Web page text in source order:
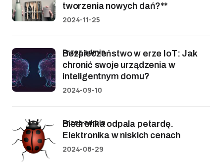
tworzenia nowych dań?**
2024-11-25
Bezpieczeństwo w erze IoT: Jak
chronić swoje urządzenia w
inteligentnym domu?
przez admin
2024-09-10
Biedronka odpala petardę.
Elektronika w niskich cenach
przez admin
2024-08-29